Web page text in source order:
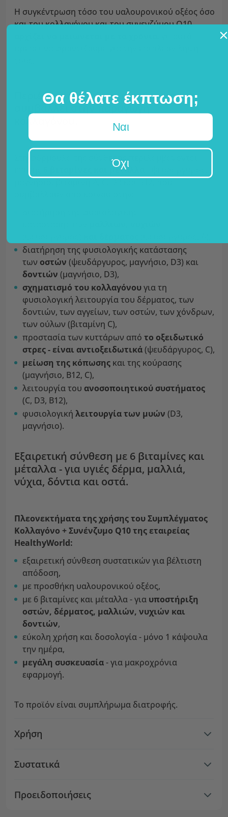
Η συγκέντρωση τόσο του υαλουρονικού οξέος όσο
και του κολλαγόνου και του συνενζύμου Q10
Περιέχει επίσης βιταμίνη C, η οποία
συμβάλλει στην παραγωγή
κολλαγόνου.
Στη φόρμουλα της σύνθεσης περιλαμβάνονται
6 βιταμίνες και μέταλλα
διατήρηση της φυσιολογικής κατάστασης
των οστών (ψευδάργυρος, μαγνήσιο, D3) και
δοντιών (μαγνήσιο, D3),
σχηματισμό του κολλαγόνουγια τη
φυσιολογική λειτουργία του δέρματος, των
δοντιών, των αγγείων, των οστών, των χόνδρων,
των ούλων (βιταμίνη C),
προστασία των κυττάρων από το οξειδωτικό
στρες - είναι αντιοξειδωτικά(ψευδάργυρος, C),
μείωση της κόπωσης και της κούρασης
(μαγνήσιο, B12, C),
λειτουργία του ανοσοποιητικού συστήματος
(C, D3, B12),
φυσιολογική λειτουργία των μυών (D3,
μαγνήσιο).
Εξαιρετική σύνθεση με 6 βιταμίνες και
μέταλλα - για υγιές δέρμα, μαλλιά,
νύχια, δόντια και οστά.
Πλεονεκτήματα της χρήσης του Συμπλέγματος
Κολλαγόνο + Συνένζυμο Q10 της εταιρείας
HealthyWorld:
εξαιρετική σύνθεση συστατικών για βέλτιστη
απόδοση,
με προσθήκη υαλουρονικού οξέος,
με 6 βιταμίνες και μέταλλα - για υποστήριξη
οστών, δέρματος, μαλλιών, νυχιών και
δοντιών,
εύκολη χρήση και δοσολογία - μόνο 1 κάψουλα
την ημέρα,
μεγάλη συσκευασία- για μακροχρόνια
εφαρμογή.
Το προϊόν είναι συμπλήρωμα διατροφής.
Χρήση
Συστατικά
Προειδοποιήσεις
Θα θέλατε έκπτωση;
Ναι
Όχι